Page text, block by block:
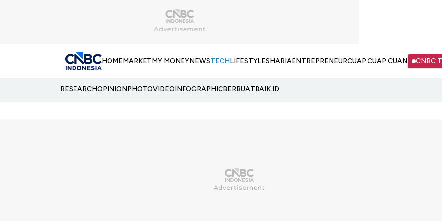
HOMEMARKETMY MONEYNEWSTECHLIFESTYLESHARIAENTREPRENEURCUAP CUAP CUAN CNBC
RESEARCHOPINIONPHOTOVIDEOINFOGRAPHICBERBUATBAIK.ID